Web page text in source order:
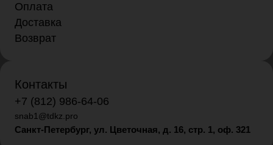
Оплата
Доставка
Возврат
Контакты
+7 (812) 986-64-06
snab1@tdkz.pro
Санкт-Петербург, ул. Цветочная, д. 16, стр. 1, оф. 321